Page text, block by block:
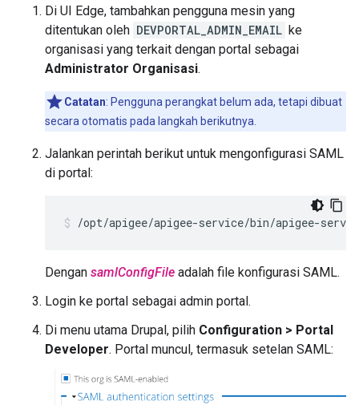
Di UI Edge, tambahkan pengguna mesin yang
ditentukan oleh DEVPORTAL_ADMIN_EMAIL ke
organisasi yang terkait dengan portal sebagai
Administrator Organisasi.
Catatan: Pengguna perangkat belum ada, tetapi dibuat
secara otomatis pada langkah berikutnya.
Jalankan perintah berikut untuk mengonfigurasi SAML
di portal:
/opt/apigee/apigee-service/bin/apigee-
Dengan samlConfigFile adalah file konfigurasi SAML.
Login ke portal sebagai admin portal.
Di menu utama Drupal, pilih Configuration > Portal
Developer. Portal muncul, termasuk setelan SAML: